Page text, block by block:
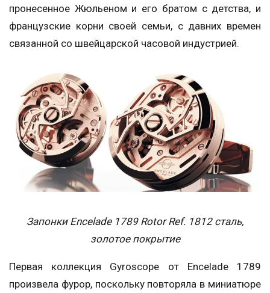
пронесенное Жюльеном и его братом с детства, и
французские корни своей семьи, с давних времен
связанной со швейцарской часовой индустрией.
Запонки Encelade 1789 Rotor Ref. 1812 сталь,
золотое покрытие
Первая коллекция Gyroscope от Encelade 1789
произвела фурор, поскольку повторяла в миниатюре